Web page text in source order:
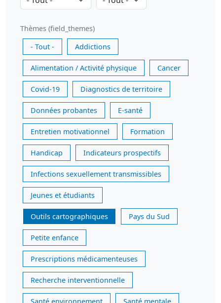
Thèmes (field_themes)
- Tout -
Addictions
Alimentation / Activité physique Cancer
Covid-19 Diagnostics de territoire
Données probantes E-santé
Entretien motivationnel Formation
Handicap Indicateurs prospectifs
Infections sexuellement transmissibles
Jeunes et étudiants
Outils cartographiques Pays du Sud
Petite enfance
Prescriptions médicamenteuses
Recherche interventionnelle